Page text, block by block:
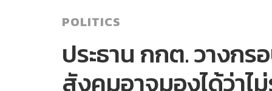
POLITICS
ประธาน กกต. วางก
สังคมอาจมองได้ว่าไ